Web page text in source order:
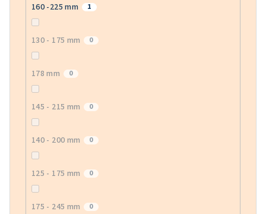
160 -225 mm 1
130 - 175 mm 0
178 mm 0
145 - 215 mm 0
140 - 200 mm 0
125 - 175 mm 0
175 - 245 mm 0